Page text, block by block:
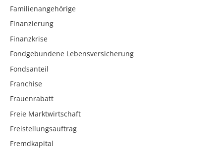
Familienangehörige
Finanzierung
Finanzkrise
Fondgebundene Lebensversicherung
Fondsanteil
Franchise
Frauenrabatt
Freie Marktwirtschaft
Freistellungsauftrag
Fremdkapital